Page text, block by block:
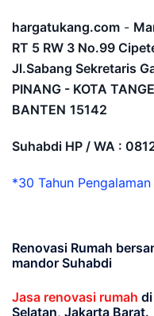
hargatukang.com -
RT 5 RW 3 No.99
Jl.Sabang Sekretaris
PINANG - KOTA
BANTEN 15142
Suhabdi HP / WA :
*30 Tahun
Renovasi Rumah
mandor Suhabdi
Jasa renovasi rumah
Selatan, Jakarta Barat.